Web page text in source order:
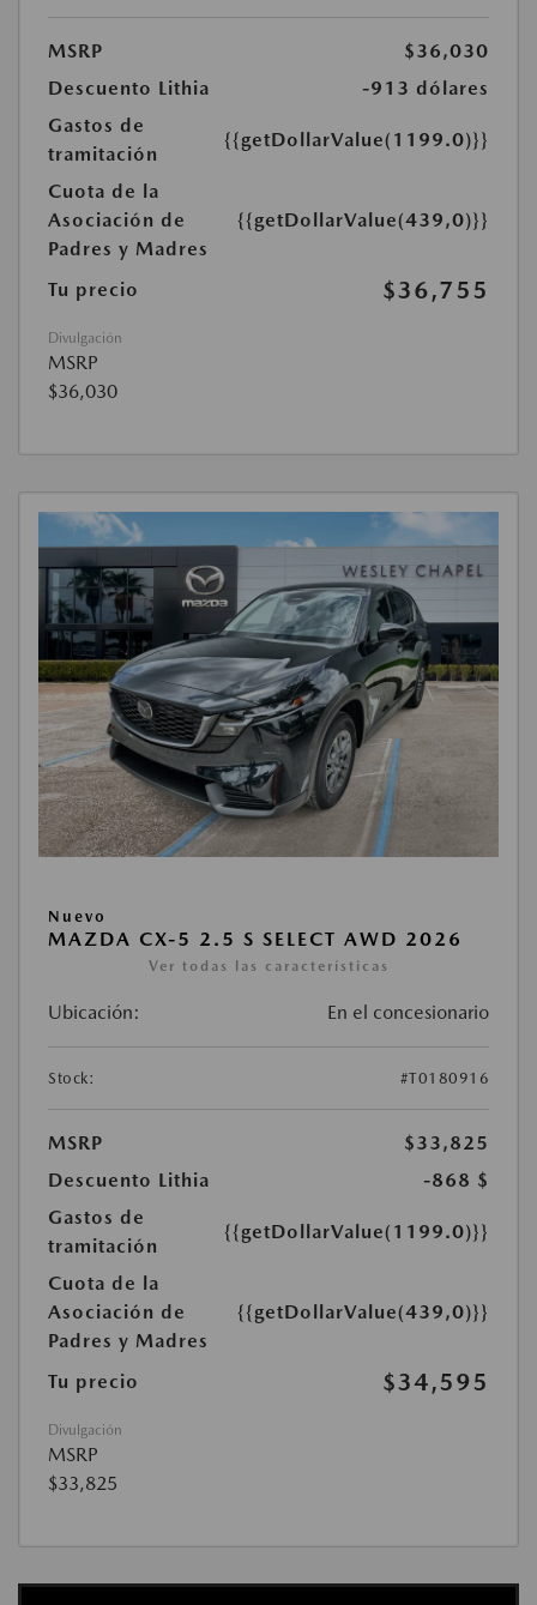
MSRP
$36,030
Descuento Lithia
-913 dólares
Gastos de
tramitación
{{getDollarValue(1199.0)}}
Cuota de la
Asociación de
Padres y Madres
{{getDollarValue(439,0)}}
Tu precio $36,755
Divulgación
MSRP
$36,030
Nuevo
MAZDA CX-5 2.5 S SELECT AWD 2026
Ver todas las características
Ubicación: En el concesionario
Stock: #T0180916
MSRP
$33,825
Descuento Lithia
-868 $
Gastos de
tramitación
{{getDollarValue(1199.0)}}
Cuota de la
Asociación de
Padres y Madres
{{getDollarValue(439,0)}}
Tu precio $34,595
Divulgación
MSRP
$33,825